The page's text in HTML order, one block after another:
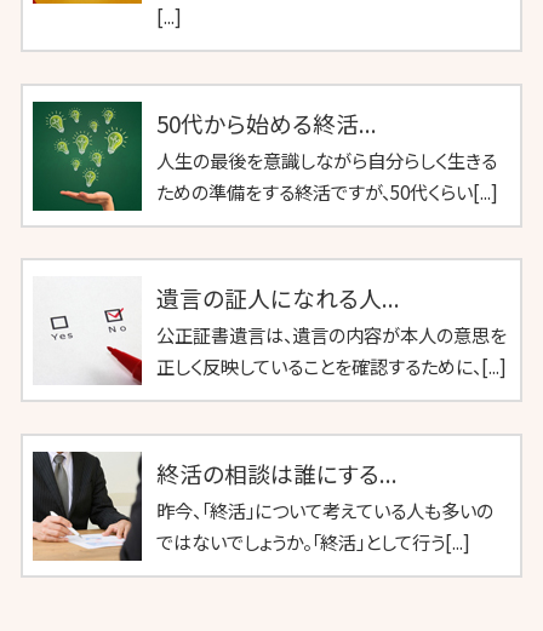
[...]
50代から始める終活...
人生の最後を意識しながら自分らしく生きる
ための準備をする終活ですが、50代くらい[...]
遺言の証人になれる人...
公正証書遺言は、遺言の内容が本人の意思を
正しく反映していることを確認するために、[...]
終活の相談は誰にする...
昨今、「終活」について考えている人も多いの
ではないでしょうか。「終活」として行う[...]